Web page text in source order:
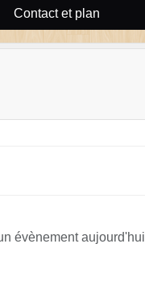
Contact et plan
évènement aujourd'hui